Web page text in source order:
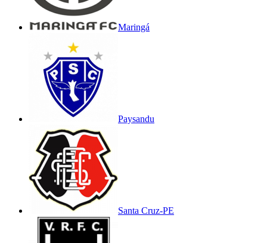
Maringá
Paysandu
Santa Cruz-PE